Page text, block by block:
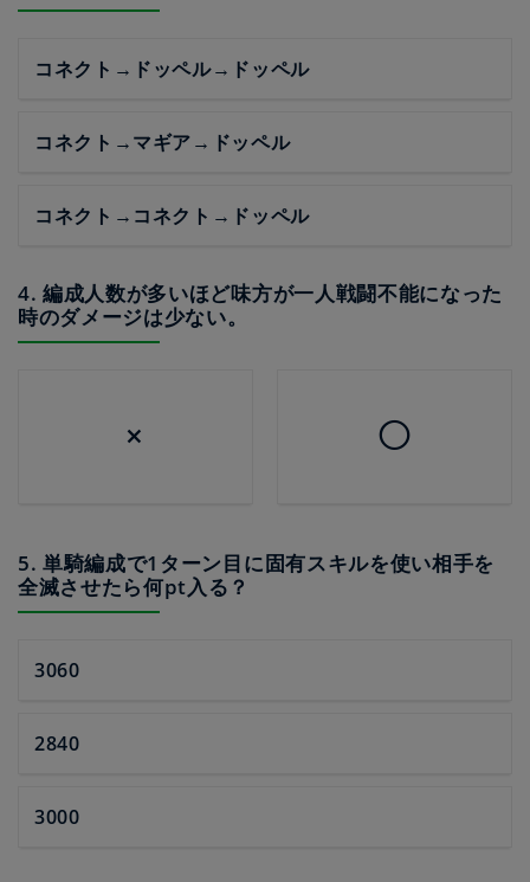
コネクト→ドッペル→ドッペル
コネクト→マギア→ドッペル
コネクト→コネクト→ドッペル
4. 編成人数が多いほど味方が一人戦闘不能になった
時のダメージは少ない。
× ◯
5. 単騎編成で1ターン目に固有スキルを使い相手を
全滅させたら何pt入る？
3060
2840
3000